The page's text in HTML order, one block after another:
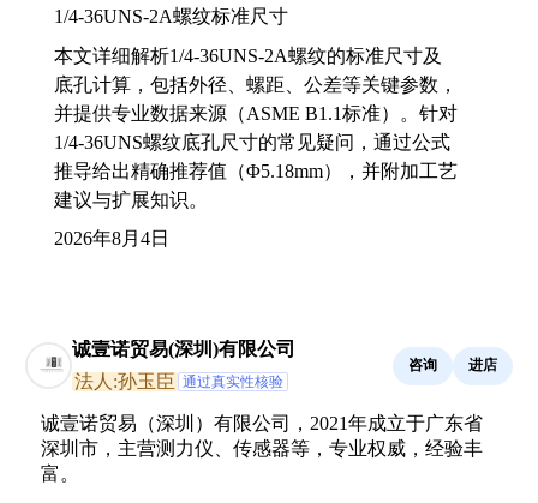
1/4-36UNS-2A螺纹标准尺寸
本文详细解析1/4-36UNS-2A螺纹的标准尺寸及
底孔计算，包括外径、螺距、公差等关键参数，
并提供专业数据来源（ASME B1.1标准）。针对
1/4-36UNS螺纹底孔尺寸的常见疑问，通过公式
推导给出精确推荐值（Φ5.18mm），并附加工艺
建议与扩展知识。
2026年8月4日
诚壹诺贸易(深圳)有限公司
法人:孙玉臣 通过真实性核验
咨询 进店
诚壹诺贸易（深圳）有限公司，2021年成立于广东省
深圳市，主营测力仪、传感器等，专业权威，经验丰
富。